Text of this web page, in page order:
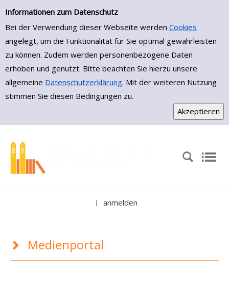
Medienportal
Informationen zum Datenschutz
Bei der Verwendung dieser Webseite werden Cookies
angelegt, um die Funktionalität für Sie optimal gewährleisten
zu können. Zudem werden personenbezogene Daten
erhoben und genutzt. Bitte beachten Sie hierzu unsere
allgemeine Datenschutzerklärung. Mit der weiteren Nutzung
stimmen Sie diesen Bedingungen zu.
Zur Detailanzeige springen
anmelden
Medienportal